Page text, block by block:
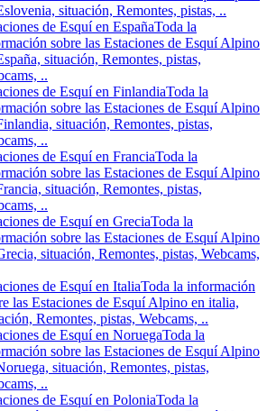
situación, Remontes, pistas, ..
de Esquí en EspañaToda la
sobre las Estaciones de Esquí Alpino
situación, Remontes, pistas,
..
de Esquí en FinlandiaToda la
sobre las Estaciones de Esquí Alpino
situación, Remontes, pistas,
..
de Esquí en FranciaToda la
sobre las Estaciones de Esquí Alpino
situación, Remontes, pistas,
..
de Esquí en GreciaToda la
sobre las Estaciones de Esquí Alpino
situación, Remontes, pistas, Webcams,
de Esquí en ItaliaToda la información
las Estaciones de Esquí Alpino en italia,
Remontes, pistas, Webcams, ..
de Esquí en NoruegaToda la
sobre las Estaciones de Esquí Alpino
situación, Remontes, pistas,
..
de Esquí en PoloniaToda la